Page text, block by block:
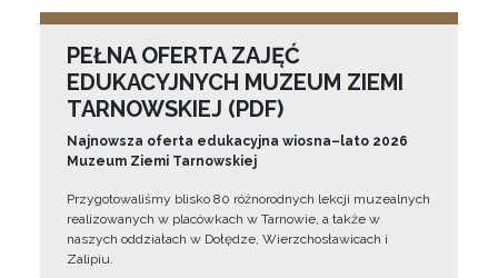
PEŁNA OFERTA ZAJĘĆ
EDUKACYJNYCH MUZEUM ZIEMI
TARNOWSKIEJ (PDF)
Najnowsza oferta edukacyjna wiosna–lato 2026
Muzeum Ziemi Tarnowskiej
Przygotowaliśmy blisko 80 różnorodnych lekcji muzealnych
realizowanych w placówkach w Tarnowie, a także w
naszych oddziałach w Dołędze, Wierzchosławicach i
Zalipiu.